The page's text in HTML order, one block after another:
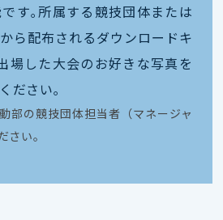
す｡所属する競技団体または
ら配布されるダウンロードキ
場した大会のお好きな写真を
ださい｡
部の競技団体担当者（マネージャ
さい。